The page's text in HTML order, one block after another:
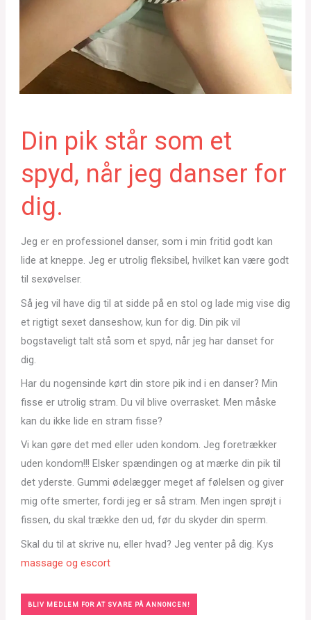
Din pik står som et
spyd, når jeg danser for
dig.
Jeg er en professionel danser, som i min fritid godt kan
lide at kneppe. Jeg er utrolig fleksibel, hvilket kan være godt
til sexøvelser.
Så jeg vil have dig til at sidde på en stol og lade mig vise dig
et rigtigt sexet danseshow, kun for dig. Din pik vil
bogstaveligt talt stå som et spyd, når jeg har danset for
dig.
Har du nogensinde kørt din store pik ind i en danser? Min
fisse er utrolig stram. Du vil blive overrasket. Men måske
kan du ikke lide en stram fisse?
Vi kan gøre det med eller uden kondom. Jeg foretrækker
uden kondom!!! Elsker spændingen og at mærke din pik til
det yderste. Gummi ødelægger meget af følelsen og giver
mig ofte smerter, fordi jeg er så stram. Men ingen sprøjt i
fissen, du skal trække den ud, før du skyder din sperm.
Skal du til at skrive nu, eller hvad? Jeg venter på dig. Kys
massage og escort
BLIV MEDLEM FOR AT SVARE PÅ ANNONCEN!